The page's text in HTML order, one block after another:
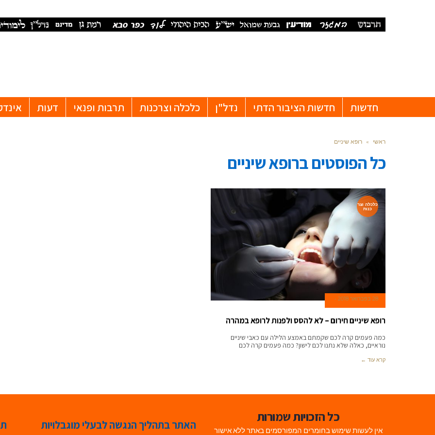
חדשות חדשות הציבור הדתי נדל"ן כלכלה וצרכנות תרבות ופנאי דעות
ראשי » רופא שיניים
כל הפוסטים ברופא שיניים
כלכלה וצר
כנות
28 בפברואר 2018
רופא שיניים חירום – לא להסס ולפנות לרופא במהרה
כמה פעמים קרה לכם שקמתם באמצע הלילה עם כאבי שיניים
נוראיים, כאלה שלא נתנו לכם לישון? כמה פעמים קרה לכם
קרא עוד ←
כל הזכויות שמורות
אין לעשות שימוש בחומרים המפורסמים באתר ללא אישור האתר בתהליך הנגשה לבעלי מוגבלויות